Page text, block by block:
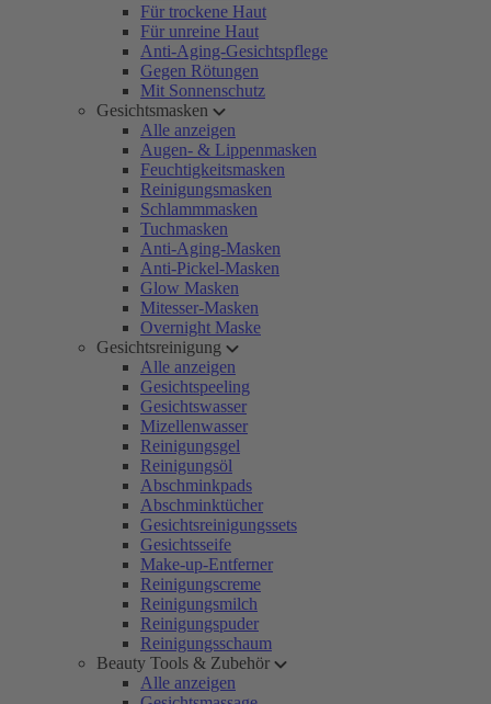
Für trockene Haut
Für unreine Haut
Anti-Aging-Gesichtspflege
Gegen Rötungen
Mit Sonnenschutz
Gesichtsmasken
Alle anzeigen
Augen- & Lippenmasken
Feuchtigkeitsmasken
Reinigungsmasken
Schlammmasken
Tuchmasken
Anti-Aging-Masken
Anti-Pickel-Masken
Glow Masken
Mitesser-Masken
Overnight Maske
Gesichtsreinigung
Alle anzeigen
Gesichtspeeling
Gesichtswasser
Mizellenwasser
Reinigungsgel
Reinigungsöl
Abschminkpads
Abschminktücher
Gesichtsreinigungssets
Gesichtsseife
Make-up-Entferner
Reinigungscreme
Reinigungsmilch
Reinigungspuder
Reinigungsschaum
Beauty Tools & Zubehör
Alle anzeigen